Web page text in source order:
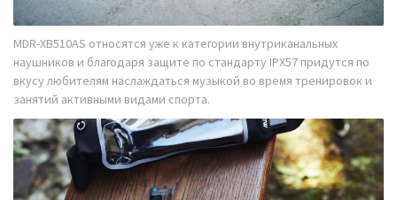
MDR-XB510AS относятся уже к категории внутриканальных
наушников и благодаря защите по стандарту IPX57 придутся по
вкусу любителям наслаждаться музыкой во время тренировок и
занятий активными видами спорта.